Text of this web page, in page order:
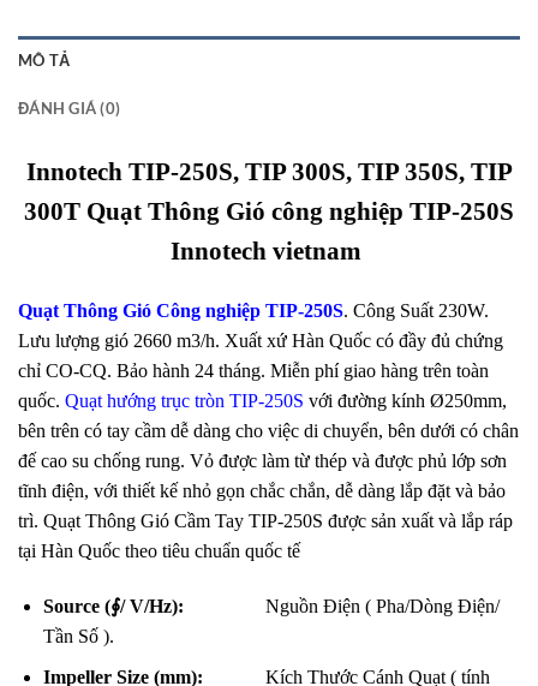
MÔ TẢ
ĐÁNH GIÁ (0)
Innotech TIP-250S, TIP 300S, TIP 350S, TIP
300T Quạt Thông Gió công nghiệp TIP-250S
Innotech vietnam
Quạt Thông Gió Công nghiệp TIP-250S. Công Suất 230W.
Lưu lượng gió 2660 m3/h. Xuất xứ Hàn Quốc có đầy đủ chứng
chỉ CO-CQ. Bảo hành 24 tháng. Miễn phí giao hàng trên toàn
quốc. Quạt hướng trục tròn TIP-250S với đường kính Ø250mm,
bên trên có tay cầm dễ dàng cho việc di chuyển, bên dưới có chân
đế cao su chống rung. Vỏ được làm từ thép và được phủ lớp sơn
tĩnh điện, với thiết kế nhỏ gọn chắc chắn, dễ dàng lắp đặt và bảo
trì. Quạt Thông Gió Cầm Tay TIP-250S được sản xuất và lắp ráp
tại Hàn Quốc theo tiêu chuẩn quốc tế
Source (∮/ V/Hz):
Nguồn Điện ( Pha/Dòng Điện/
Tần Số ).
Impeller Size (mm):
Kích Thước Cánh Quạt ( tính